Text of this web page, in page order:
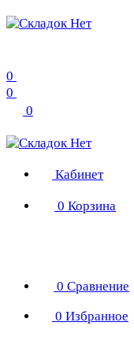
0
0
0
Кабинет
0 Корзина
0 Сравнение
0 Избранное